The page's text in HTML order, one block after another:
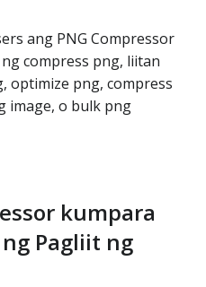
ang PNG Compressor
compress png, liitan
optimize png, compress
image, o bulk png
kumpara
Pagliit ng